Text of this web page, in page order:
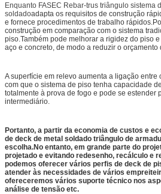
Enquanto FASEC Rebar-trus triângulo sistema
soldadoadapta os requisitos de construção
e fornece procedimentos de trabalho rápidos.
construção em comparação com o sistema
piso.Também pode melhorar a rigidez do piso
aço e concreto, de modo a reduzir o orçamento
A superfície em relevo aumenta a ligação entre
com que o sistema de piso tenha capacidade
totalmente à prova de fogo e pode se estender
intermediário.
Portanto, a partir da economia de custos e
de deck de metal soldado triângulo de
escolha.No entanto, em grande parte do
projetado e evitando redesenho, recálculo e
podemos oferecer vários perfis de deck de
atender às necessidades de vários
ofereceremos vários suporte técnico nos
análise de tensão etc.